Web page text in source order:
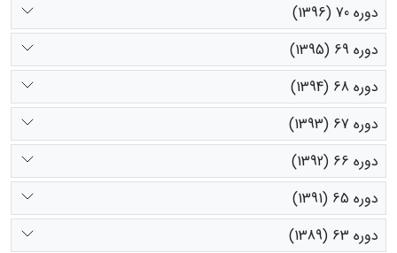
دوره 70 (1396)
دوره 69 (1395)
دوره 68 (1394)
دوره 67 (1393)
دوره 66 (1392)
دوره 65 (1391)
دوره 63 (1389)